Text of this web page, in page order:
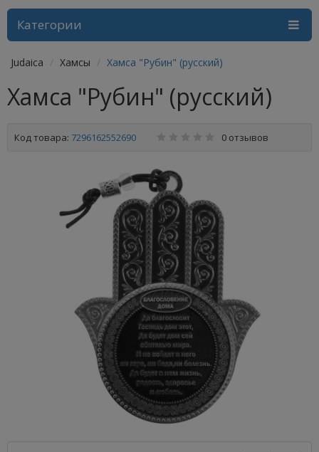
Категории
Judaica Хамсы Хамса "Рубин" (русский)
Хамса "Рубин" (русский)
Код товара: 7296162552690 0 отзывов